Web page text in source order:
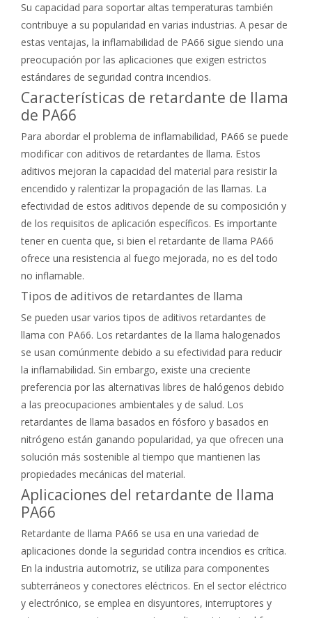
Su capacidad para soportar altas temperaturas también
contribuye a su popularidad en varias industrias. A pesar de
estas ventajas, la inflamabilidad de PA66 sigue siendo una
preocupación por las aplicaciones que exigen estrictos
estándares de seguridad contra incendios.
Características de retardante de llama
de PA66
Para abordar el problema de inflamabilidad, PA66 se puede
modificar con aditivos de retardantes de llama. Estos
aditivos mejoran la capacidad del material para resistir la
encendido y ralentizar la propagación de las llamas. La
efectividad de estos aditivos depende de su composición y
de los requisitos de aplicación específicos. Es importante
tener en cuenta que, si bien el retardante de llama PA66
ofrece una resistencia al fuego mejorada, no es del todo
no inflamable.
Tipos de aditivos de retardantes de llama
Se pueden usar varios tipos de aditivos retardantes de
llama con PA66. Los retardantes de la llama halogenados
se usan comúnmente debido a su efectividad para reducir
la inflamabilidad. Sin embargo, existe una creciente
preferencia por las alternativas libres de halógenos debido
a las preocupaciones ambientales y de salud. Los
retardantes de llama basados en fósforo y basados en
nitrógeno están ganando popularidad, ya que ofrecen una
solución más sostenible al tiempo que mantienen las
propiedades mecánicas del material.
Aplicaciones del retardante de llama
PA66
Retardante de llama PA66 se usa en una variedad de
aplicaciones donde la seguridad contra incendios es crítica.
En la industria automotriz, se utiliza para componentes
subterráneos y conectores eléctricos. En el sector eléctrico
y electrónico, se emplea en disyuntores, interruptores y